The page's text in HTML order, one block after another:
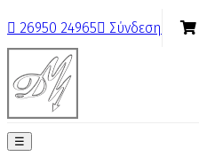
 26950 24965 Σύνδεση
Toggle
navigation
☰